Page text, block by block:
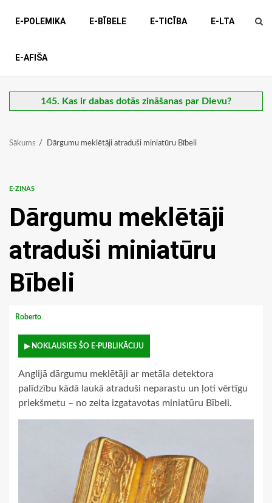
E-POLEMIKA E-BĪBELE E-TICĪBA E-LTA
E-AFIŠA
145. Kas ir dabas dotās zināšanas par Dievu?
Sākums Dārgumu meklētāji atraduši miniatūru Bībeli
E-ZIŅAS
Dārgumu meklētāji
atraduši miniatūru
Bībeli
Roberto
▶ NOKLAUSIES ŠO E-PUBLIKĀCIJU
Anglijā dārgumu meklētāji ar metāla detektora
palīdzību kādā laukā atraduši neparastu un ļoti vērtīgu
priekšmetu – no zelta izgatavotas miniatūru Bībeli.